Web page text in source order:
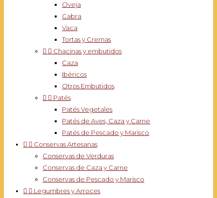
Oveja
Cabra
Vaca
Tortas y Cremas
  Chacinas y embutidos
Caza
Ibéricos
Otros Embutidos
  Patés
Patés Vegetales
Patés de Aves, Caza y Carne
Patés de Pescado y Marisco
  Conservas Artesanas
Conservas de Verduras
Conservas de Caza y Carne
Conservas de Pescado y Marisco
  Legumbres y Arroces